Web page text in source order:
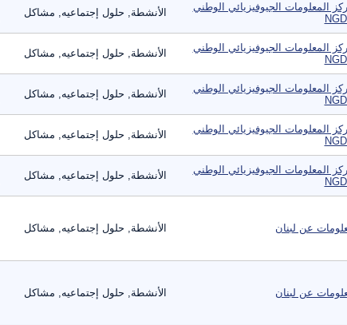
المعلومات الجيوفيزيائي الوطني
الأنشطة, حلول إجتماعيه, مشاكل
المعلومات الجيوفيزيائي الوطني
الأنشطة, حلول إجتماعيه, مشاكل
المعلومات الجيوفيزيائي الوطني
الأنشطة, حلول إجتماعيه, مشاكل
المعلومات الجيوفيزيائي الوطني
الأنشطة, حلول إجتماعيه, مشاكل
المعلومات الجيوفيزيائي الوطني
الأنشطة, حلول إجتماعيه, مشاكل
عن لبنان الأنشطة, حلول إجتماعيه, مشاكل
عن لبنان الأنشطة, حلول إجتماعيه, مشاكل